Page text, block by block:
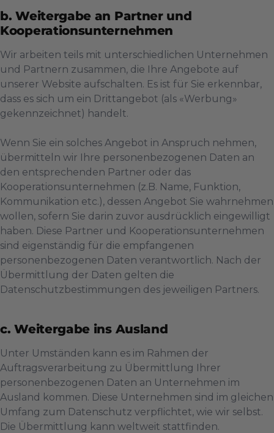
b. Weitergabe an Partner und
Kooperationsunternehmen
Wir arbeiten teils mit unterschiedlichen Unternehmen
und Partnern zusammen, die Ihre Angebote auf
unserer Website aufschalten. Es ist für Sie erkennbar,
dass es sich um ein Drittangebot (als «Werbung»
gekennzeichnet) handelt.
Wenn Sie ein solches Angebot in Anspruch nehmen,
übermitteln wir Ihre personenbezogenen Daten an
den entsprechenden Partner oder das
Kooperationsunternehmen (z.B. Name, Funktion,
Kommunikation etc.), dessen Angebot Sie wahrnehmen
wollen, sofern Sie darin zuvor ausdrücklich eingewilligt
haben. Diese Partner und Kooperationsunternehmen
sind eigenständig für die empfangenen
personenbezogenen Daten verantwortlich. Nach der
Übermittlung der Daten gelten die
Datenschutzbestimmungen des jeweiligen Partners.
c. Weitergabe ins Ausland
Unter Umständen kann es im Rahmen der
Auftragsverarbeitung zu Übermittlung Ihrer
personenbezogenen Daten an Unternehmen im
Ausland kommen. Diese Unternehmen sind im gleichen
Umfang zum Datenschutz verpflichtet, wie wir selbst.
Die Übermittlung kann weltweit stattfinden.